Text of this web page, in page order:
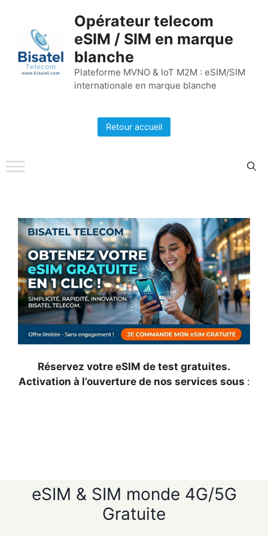
contenu
Opérateur telecom
eSIM / SIM en marque
blanche
Plateforme MVNO & IoT M2M : eSIM/SIM
internationale en marque blanche
Retour accueil
Réservez votre eSIM de test gratuites.
Activation à l’ouverture de nos services sous :
eSIM & SIM monde 4G/5G
Gratuite